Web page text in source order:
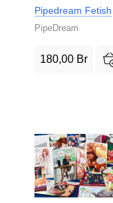
Pipedream Fetish
PipeDream
180,00 Br